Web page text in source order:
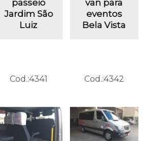
passeio
Jardim São
Luiz
van para
eventos
Bela Vista
Cod.:4341 Cod.:4342